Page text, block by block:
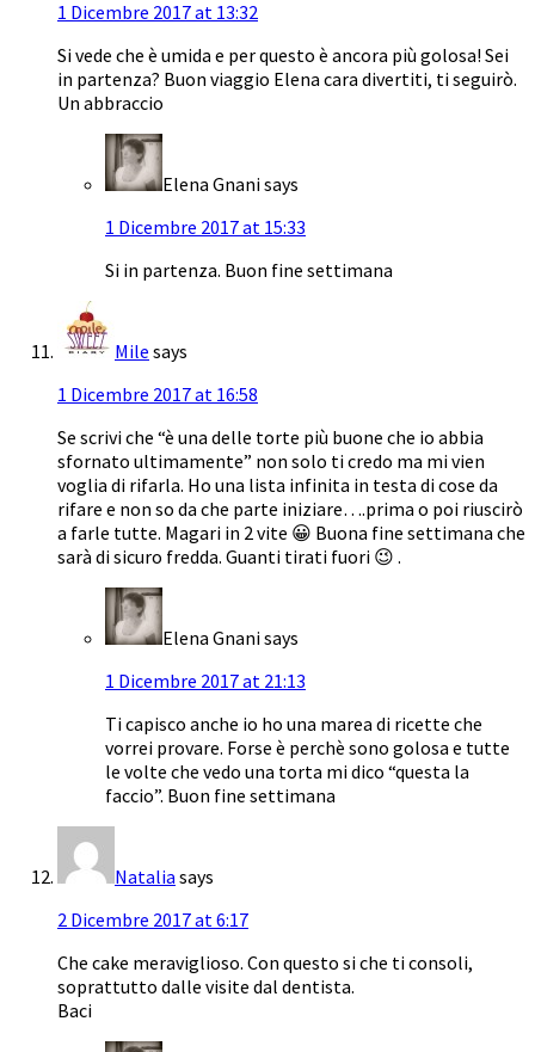
1 Dicembre 2017 at 13:32
Si vede che è umida e per questo è ancora più golosa! Sei
in partenza? Buon viaggio Elena cara divertiti, ti seguirò.
Un abbraccio
Elena Gnanisays
1 Dicembre 2017 at 15:33
Si in partenza. Buon fine settimana
Mile says
1 Dicembre 2017 at 16:58
Se scrivi che “è una delle torte più buone che io abbia
sfornato ultimamente” non solo ti credo ma mi vien
voglia di rifarla. Ho una lista infinita in testa di cose da
rifare e non so da che parte iniziare….prima o poi riuscirò
a farle tutte. Magari in 2 vite 😀 Buona fine settimana che
sarà di sicuro fredda. Guanti tirati fuori 😉 .
Elena Gnanisays
1 Dicembre 2017 at 21:13
Ti capisco anche io ho una marea di ricette che
vorrei provare. Forse è perchè sono golosa e tutte
le volte che vedo una torta mi dico “questa la
faccio”. Buon fine settimana
Natalia says
2 Dicembre 2017 at 6:17
Che cake meraviglioso. Con questo si che ti consoli,
soprattutto dalle visite dal dentista.
Baci